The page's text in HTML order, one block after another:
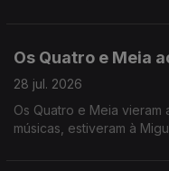
Os Quatro e Meia
28 jul. 2026
Os Quatro e Meia vieram
músicas, estiveram à